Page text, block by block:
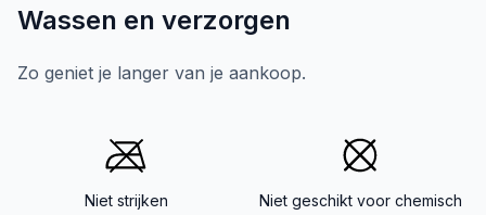
Wassen en verzorgen
Zo geniet je langer van je aankoop.
Niet strijken
Niet geschikt voor chemisch